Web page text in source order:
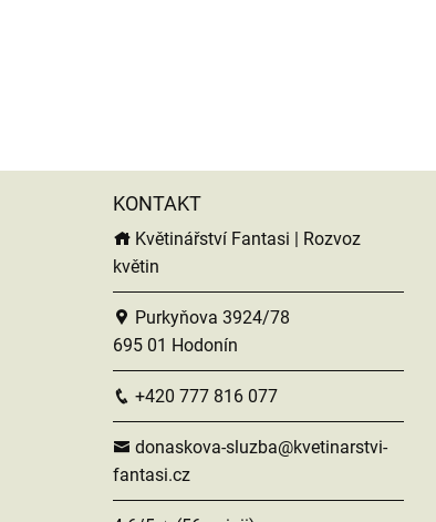
KONTAKT
Květinářství Fantasi | Rozvoz
květin
Purkyňova 3924/78
695 01 Hodonín
+420 777 816 077
donaskova-sluzba@kvetinarstvi-
fantasi.cz